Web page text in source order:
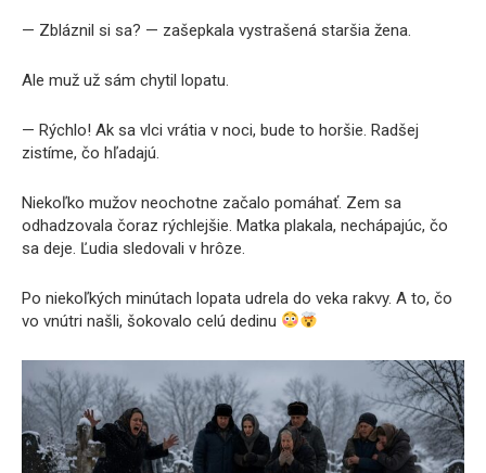
— Zbláznil si sa? — zašepkala vystrašená staršia žena.
Ale muž už sám chytil lopatu.
— Rýchlo! Ak sa vlci vrátia v noci, bude to horšie. Radšej
zistíme, čo hľadajú.
Niekoľko mužov neochotne začalo pomáhať. Zem sa
odhadzovala čoraz rýchlejšie. Matka plakala, nechápajúc, čo
sa deje. Ľudia sledovali v hrôze.
Po niekoľkých minútach lopata udrela do veka rakvy. A to, čo
vo vnútri našli, šokovalo celú dedinu